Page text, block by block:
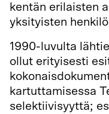
kentän erilaisten
yksityisten
1990-luvulta
ollut erityisesti
kartuttamisessa
selektiivisyyttä;